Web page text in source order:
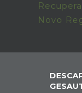
Novo